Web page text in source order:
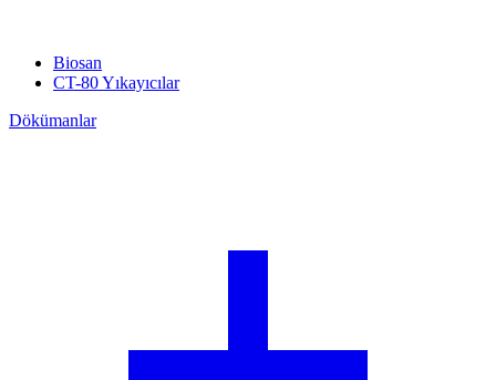
Biosan
CT-80 Yıkayıcılar
Dökümanlar